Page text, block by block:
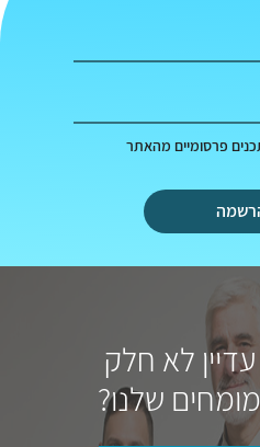
פרסומיים מהאתר
לא חלק
שלנו?